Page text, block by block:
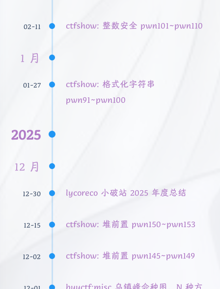
02-11 ctfshow: 整数安全 pwn101~pwn110
1 月
01-27
ctfshow: 格式化字符串
pwn91~pwn100
2025
12 月
12-30 lycoreco 小破站 2025 年度总结
12-15 ctfshow: 堆前置 pwn150~pwn153
12-02 ctfshow: 堆前置 pwn145~pwn149